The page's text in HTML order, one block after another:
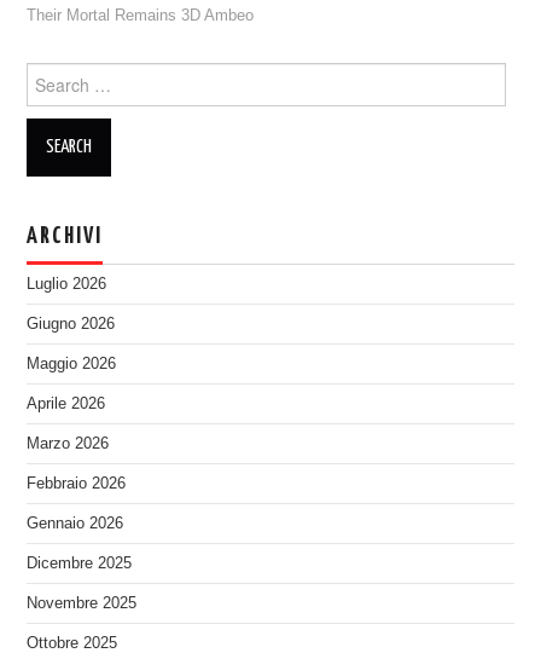
Their Mortal Remains 3D Ambeo
for:
ARCHIVI
Luglio 2026
Giugno 2026
Maggio 2026
Aprile 2026
Marzo 2026
Febbraio 2026
Gennaio 2026
Dicembre 2025
Novembre 2025
Ottobre 2025